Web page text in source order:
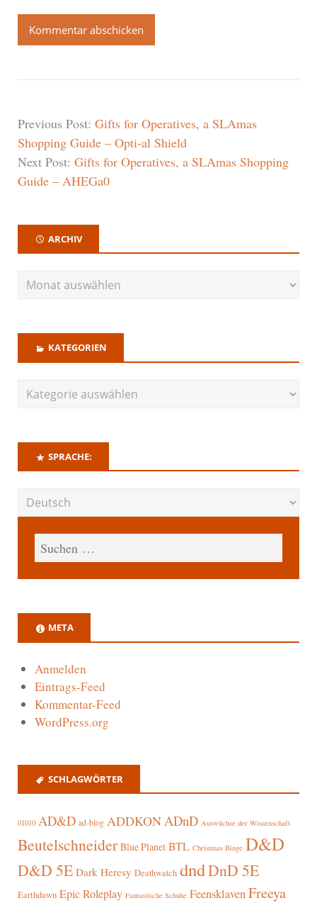
Previous Post: Gifts for Operatives, a SLAmas
Shopping Guide – Opti-al Shield
Next Post: Gifts for Operatives, a SLAmas Shopping
Guide – AHEGa0
ARCHIV
KATEGORIEN
SPRACHE:
META
Anmelden
Eintrags-Feed
Kommentar-Feed
WordPress.org
SCHLAGWÖRTER
01010 AD&D ad-blog ADDKONADnD Auswüchse der Wissenschaft
Beutelschneider Blue Planet BTL Christmas Binge D&D
D&D 5E Dark Heresy Deathwatch dndDnD 5E
Earthdawn Epic Roleplay Fantastische Schuhe FeensklavenFreeya